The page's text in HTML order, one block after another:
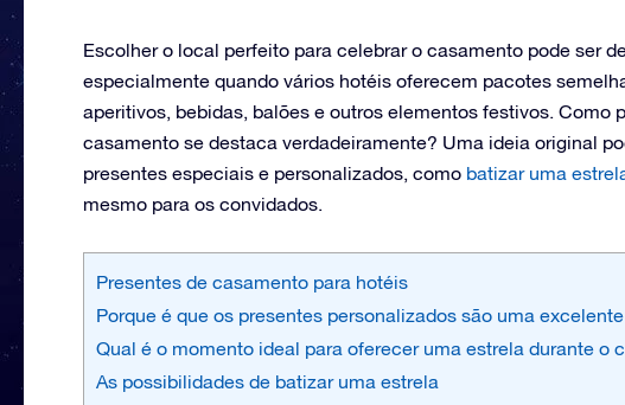
Escolher o local perfeito para celebrar o casamento pode ser
especialmente quando vários hotéis oferecem pacotes
aperitivos, bebidas, balões e outros elementos festivos. Como
casamento se destaca verdadeiramente? Uma ideia original
presentes especiais e personalizados, como batizar uma
mesmo para os convidados.
Presentes de casamento para hotéis
Porque é que os presentes personalizados são uma
Qual é o momento ideal para oferecer uma estrela durante o
As possibilidades de batizar uma estrela